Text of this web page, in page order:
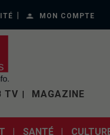
MON COMPTE
TV MAGAZINE
SANTÉ